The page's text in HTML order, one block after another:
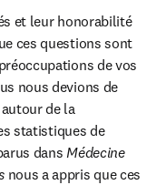
et leur honorabilité
ces questions sont
de vos
nous devions de
de la
statistiques de
dans Médecine
nous a appris que ces